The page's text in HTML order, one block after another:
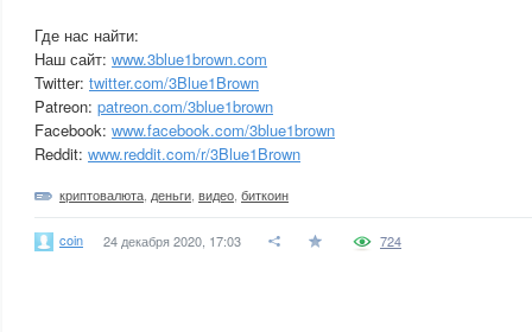
Где нас найти:
Наш сайт: www.3blue1brown.com
Twitter: twitter.com/3Blue1Brown
Patreon: patreon.com/3blue1brown
Facebook: www.facebook.com/3blue1brown
Reddit: www.reddit.com/r/3Blue1Brown
криптовалюта деньги видео биткоин
coin 24 декабря 2020, 17:03 724